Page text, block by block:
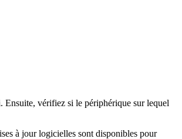
vérifiez si le périphérique sur lequel
à jour logicielles sont disponibles pour